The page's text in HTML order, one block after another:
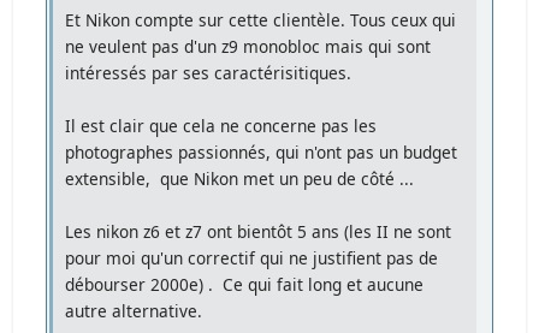
Et Nikon compte sur cette clientèle. Tous ceux qui
ne veulent pas d'un z9 monobloc mais qui sont
intéressés par ses caractérisitiques.
Il est clair que cela ne concerne pas les
photographes passionnés, qui n'ont pas un budget
extensible, que Nikon met un peu de côté ...
Les nikon z6 et z7 ont bientôt 5 ans (les II ne sont
pour moi qu'un correctif qui ne justifient pas de
débourser 2000e) . Ce qui fait long et aucune
autre alternative.